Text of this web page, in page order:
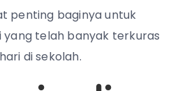
penting baginya untuk
telah banyak terkuras
di sekolah.